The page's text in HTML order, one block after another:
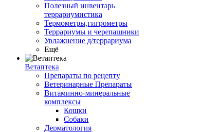
Полезный инвентарь
террариумистика
Термометры,гигрометры
Террариумы и черепашники
Увлажнение д/террариума
Ещё
Ветаптека
Препараты по рецепту
Ветеринарные Препараты
Витаминно-минеральные
комплексы
Кошки
Собаки
Дерматология